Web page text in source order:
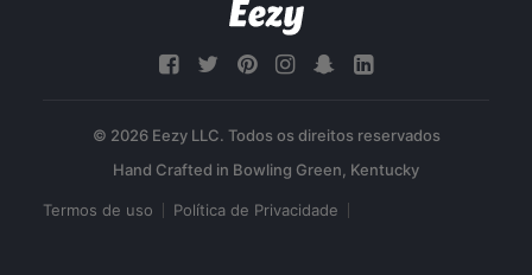
© 2026 Eezy LLC. Todos os direitos reservados
Termos de uso Política de Privacidade